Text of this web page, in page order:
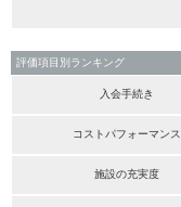
評価項目別ランキング
入会手続き
コストパフォーマンス
施設の充実度